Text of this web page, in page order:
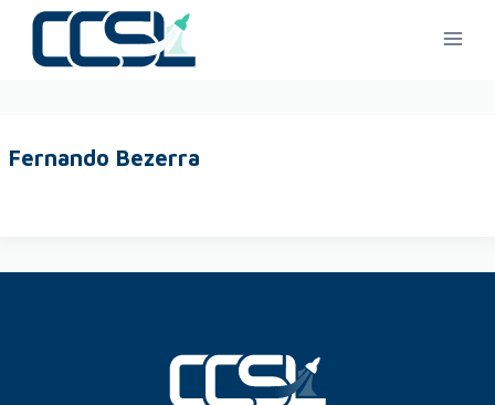
Fernando Bezerra